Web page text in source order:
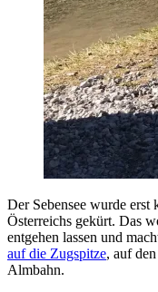
Der Sebensee wurde erst
Österreichs gekürt. Das
entgehen lassen und
auf die Zugspitze, auf
Almbahn.